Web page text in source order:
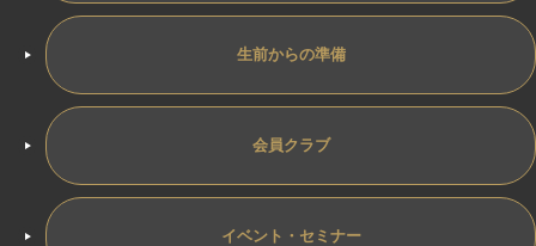
生前からの準備
会員クラブ
イベント・セミナー